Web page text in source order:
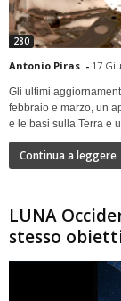
280
Antonio Piras - 17
Gli ultimi
febbraio e marzo, un
e le basi sulla Terra e
Continua a leggere
LUNA
stesso